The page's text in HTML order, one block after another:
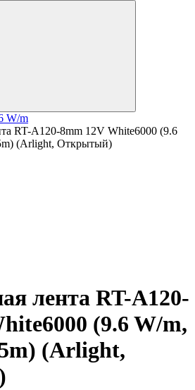
W/m
RT-A120-8mm 12V White6000 (9.6
(Arlight, Открытый)
лента RT-A120-
(9.6 W/m,
(Arlight,